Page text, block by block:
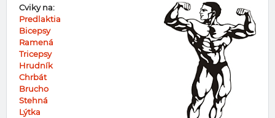
Cviky na:
Predlaktia
Bicepsy
Ramená
Tricepsy
Hrudník
Chrbát
Brucho
Stehná
Lýtka